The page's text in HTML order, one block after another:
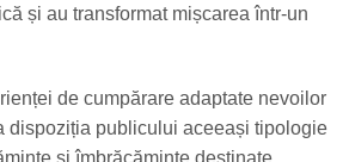
și au transformat mișcarea într-un
de cumpărare adaptate nevoilor
dispoziția publicului aceeași tipologie
și îmbrăcăminte destinate